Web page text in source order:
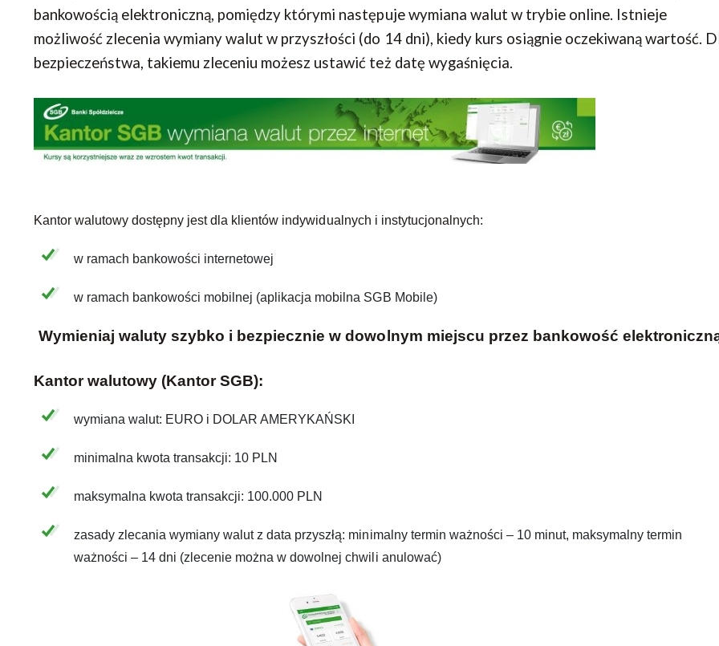
bankowością elektroniczną, pomiędzy którymi następuje wymiana walut w trybie online. Istnieje
możliwość zlecenia wymiany walut w przyszłości (do 14 dni), kiedy kurs osiągnie oczekiwaną wartość.
bezpieczeństwa, takiemu zleceniu możesz ustawić też datę wygaśnięcia.
Kantor walutowy dostępny jest dla klientów indywidualnych i instytucjonalnych:
w ramach bankowości internetowej
w ramach bankowości mobilnej (aplikacja mobilna SGB Mobile)
Wymieniaj waluty szybko i bezpiecznie w dowolnym miejscu przez bankowość
Kantor walutowy (Kantor SGB):
wymiana walut: EURO i DOLAR AMERYKAŃSKI
minimalna kwota transakcji: 10 PLN
maksymalna kwota transakcji: 100.000 PLN
zasady zlecania wymiany walut z data przyszłą: minimalny termin ważności – 10 minut, maksymalny termin
ważności – 14 dni (zlecenie można w dowolnej chwili anulować)